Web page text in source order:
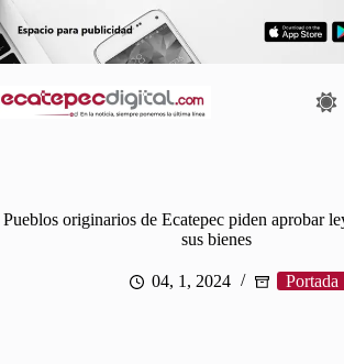
al
contenido
Pueblos originarios de Ecatepec piden aprobar
sus bienes
04, 1, 2024 Portada